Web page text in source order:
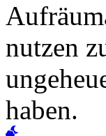
nutzen
haben.